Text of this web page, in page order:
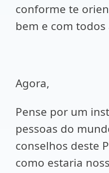
conforme te
bem e com
Agora,
Pense por um
pessoas do
conselhos deste
como estaria